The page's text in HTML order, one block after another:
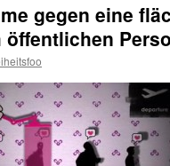
gegen eine